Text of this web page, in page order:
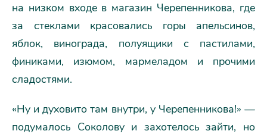
на низком входе в магазин Черепенникова, где
за стеклами красовались горы апельсинов,
яблок, винограда, полуящики с пастилами,
финиками, изюмом, мармеладом и прочими
сладостями.
«Ну и духовито там внутри, у Черепенникова!» —
подумалось Соколову и захотелось зайти, но